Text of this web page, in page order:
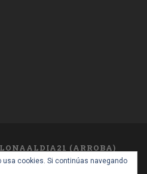
(ARROBA)
cookies. Si continúas navegando